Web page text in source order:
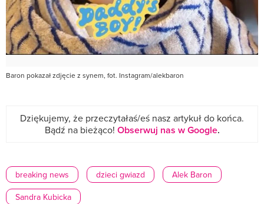
Baron pokazał zdjęcie z synem, fot. Instagram/alekbaron
Dziękujemy, że przeczytałaś/eś nasz artykuł do końca.
Bądź na bieżąco! Obserwuj nas w Google.
breaking news dzieci gwiazd
Alek Baron
Sandra Kubicka